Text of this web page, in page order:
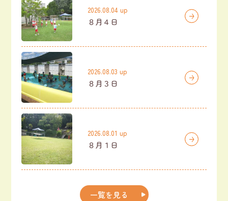
2026.08.04 up
８月４日
2026.08.03 up
８月３日
2026.08.01 up
８月１日
一覧を見る